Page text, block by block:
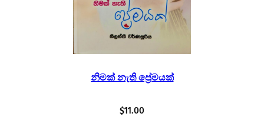
නිමක් නැති ප්‍රේමයක්
$11.00